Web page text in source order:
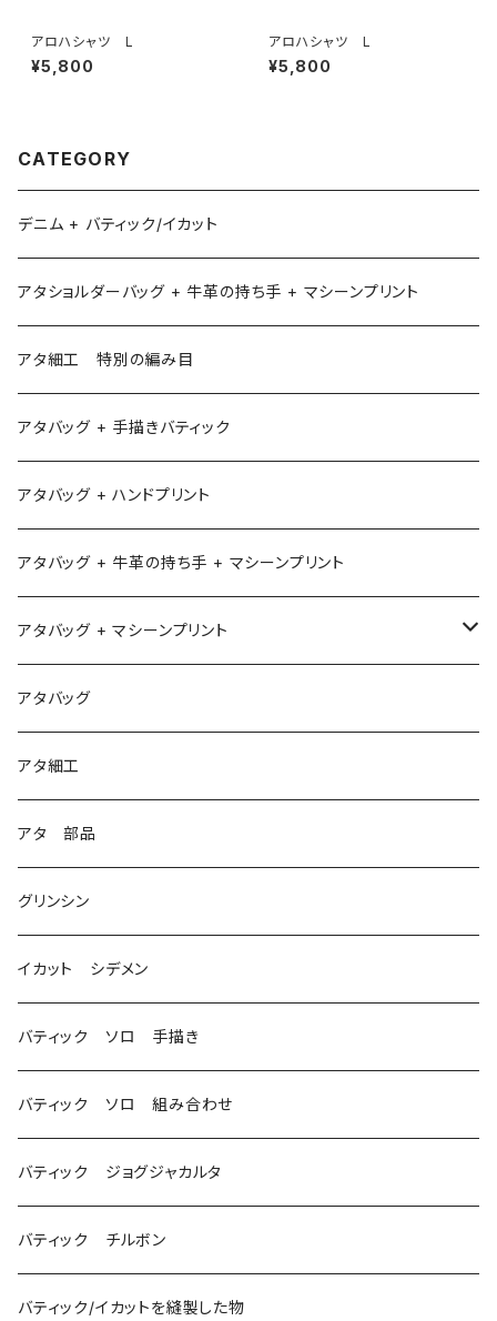
アロハシャツ L
¥5,800
アロハシャツ L
¥5,800
CATEGORY
デニム + バティック/イカット
アタショルダーバッグ + 牛革の持ち手 + マシーンプリント
アタ細工 特別の編み目
アタバッグ + 手描きバティック
アタバッグ + ハンドプリント
アタバッグ + 牛革の持ち手 + マシーンプリント
アタバッグ + マシーンプリント
1
2
3
アタバッグ
アタ細工
アタ 部品
グリンシン
イカット シデメン
バティック ソロ 手描き
バティック ソロ 組み合わせ
バティック ジョグジャカルタ
バティック チルボン
バティック/イカットを縫製した物